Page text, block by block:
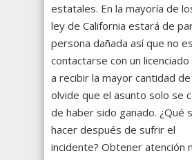
estatales. En la mayoría de
ley de California estará de
persona dañada así que no
contactarse con un
a recibir la mayor cantidad
olvide que el asunto solo se
de haber sido ganado. ¿Qué
hacer después de sufrir el
incidente? Obtener atención